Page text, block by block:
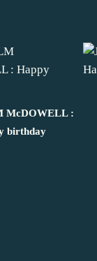
McDOWELL :
birthday